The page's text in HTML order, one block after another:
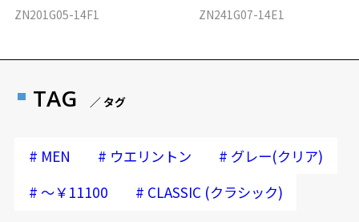
ZN201G05-14F1 ZN241G07-14E1
TAG ／ タグ
# MEN # ウエリントン # グレー(クリア)
# ～￥11100 # CLASSIC (クラシック)